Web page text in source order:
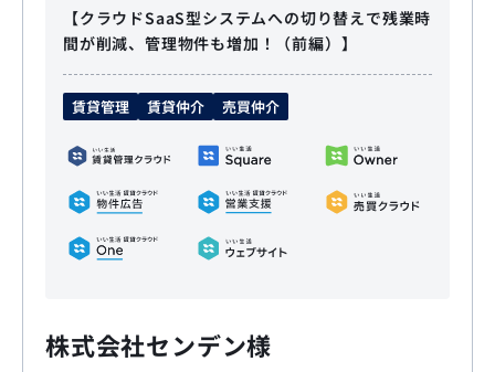
【クラウドSaaS型システムへの切り替えで残業時
間が削減、管理物件も増加！（前編）】
賃貸管理 賃貸仲介 売買仲介
株式会社センデン様